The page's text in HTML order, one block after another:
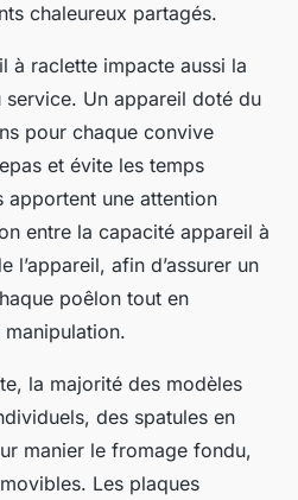
chaleureux partagés.
à raclette impacte aussi la
Un appareil doté du
pour chaque convive
et évite les temps
apportent une attention
entre la capacité appareil à
l’appareil, afin d’assurer un
poêlon tout en
la majorité des modèles
des spatules en
manier le fromage fondu,
Les plaques